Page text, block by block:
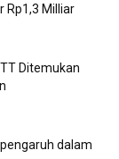
Rp1,3 Milliar
Ditemukan
dalam